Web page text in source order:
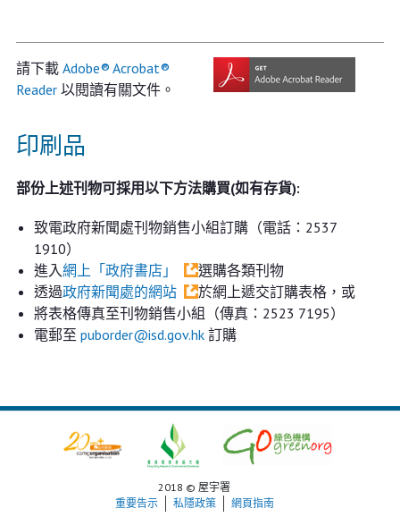
請下載 Adobe® Acrobat®
Reader以閱讀有關文件。
印刷品
部份上述刊物可採用以下方法購買(如有存貨):
致電政府新聞處刊物銷售小組訂購（電話：2537
1910）
進入網上「政府書店」
選購各類刊物
透過政府新聞處的網站
於網上遞交訂購表格，或
將表格傳真至刊物銷售小組（傳真：2523 7195）
電郵至 puborder@isd.gov.hk訂購
2018 © 屋宇署
重要告示
私隱政策 網頁指南